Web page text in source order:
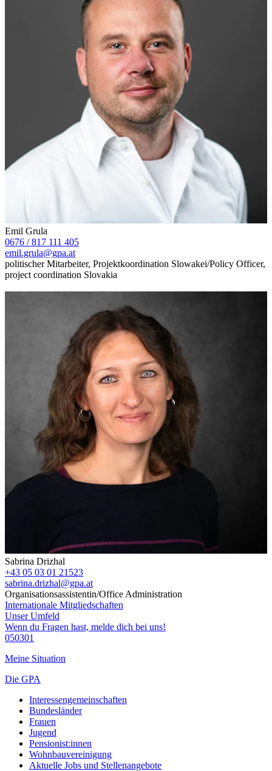
Emil Grula
0676 / 817 111 405
emil.grula@gpa.at
politischer Mitarbeiter, Projektkoordination Slowakei/Policy Officer,
project coordination Slovakia
Sabrina Drizhal
+43 05 03 01 21523
sabrina.drizhal@gpa.at
Organisationsassistentin/Office Administration
Internationale Mitgliedschaften
Unser Umfeld
Wenn du Fragen hast, melde dich bei uns!
050301
Meine Situation
Die GPA
Interessengemeinschaften
Bundesländer
Frauen
Jugend
Pensionist:innen
Wohnbauvereinigung
Aktuelle Jobs und Stellenangebote